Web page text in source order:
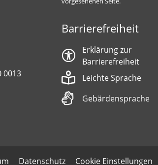
0013
Barrierefreiheit
Erklärung zur
Barrierefreiheit
Leichte Sprache
Gebärdensprache
Datenschutz Cookie Einstellungen